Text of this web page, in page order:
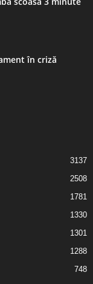
în criză
3137
2508
1781
1330
1301
1288
748